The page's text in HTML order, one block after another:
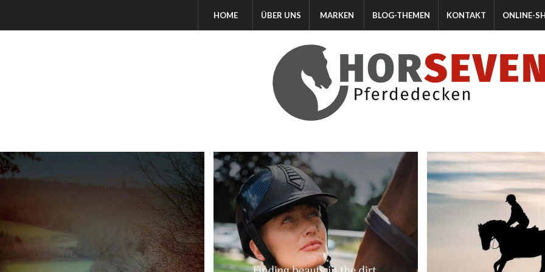
HOME ÜBER UNS MARKEN BLOG-THEMEN KONTAKT ONLINE-